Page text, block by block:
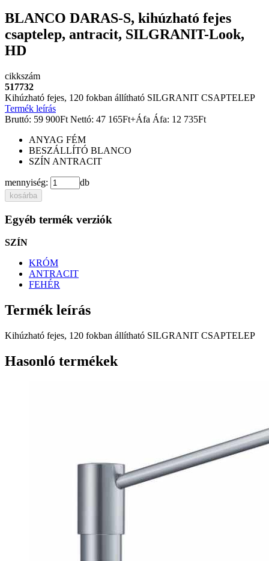
BLANCO DARAS-S, kihúzható fejes
csaptelep, antracit, SILGRANIT-Look,
HD
cikkszám
517732
Kihúzható fejes, 120 fokban állítható SILGRANIT CSAPTELEP
Termék leírás
Bruttó: 59 900Ft Nettó: 47 165Ft+Áfa Áfa: 12 735Ft
ANYAG FÉM
BESZÁLLÍTÓ BLANCO
SZÍN ANTRACIT
mennyiség: db
kosárba
Egyéb termék verziók
SZÍN
KRÓM
ANTRACIT
FEHÉR
Termék leírás
Kihúzható fejes, 120 fokban állítható SILGRANIT CSAPTELEP
Hasonló termékek